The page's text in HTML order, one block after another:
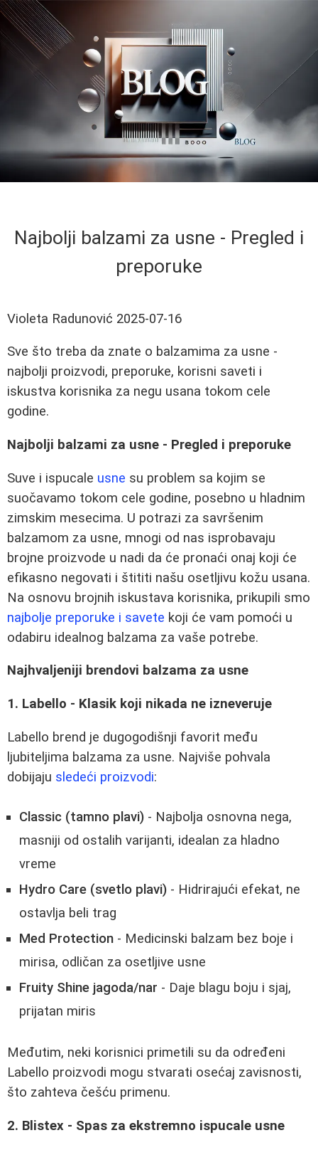
Najbolji balzami za usne - Pregled i
preporuke
Violeta Radunović 2025-07-16
Sve što treba da znate o balzamima za usne -
najbolji proizvodi, preporuke, korisni saveti i
iskustva korisnika za negu usana tokom cele
godine.
Najbolji balzami za usne - Pregled i preporuke
Suve i ispucale usne su problem sa kojim se
suočavamo tokom cele godine, posebno u hladnim
zimskim mesecima. U potrazi za savršenim
balzamom za usne, mnogi od nas isprobavaju
brojne proizvode u nadi da će pronaći onaj koji će
efikasno negovati i štititi našu osetljivu kožu usana.
Na osnovu brojnih iskustava korisnika, prikupili smo
najbolje preporuke i savete koji će vam pomoći u
odabiru idealnog balzama za vaše potrebe.
Najhvaljeniji brendovi balzama za usne
1. Labello - Klasik koji nikada ne izneveruje
Labello brend je dugogodišnji favorit među
ljubiteljima balzama za usne. Najviše pohvala
dobijaju sledeći proizvodi:
Classic (tamno plavi) - Najbolja osnovna nega,
masniji od ostalih varijanti, idealan za hladno
vreme
Hydro Care (svetlo plavi) - Hidrirajući efekat, ne
ostavlja beli trag
Med Protection - Medicinski balzam bez boje i
mirisa, odličan za osetljive usne
Fruity Shine jagoda/nar - Daje blagu boju i sjaj,
prijatan miris
Međutim, neki korisnici primetili su da određeni
Labello proizvodi mogu stvarati osećaj zavisnosti,
što zahteva češću primenu.
2. Blistex - Spas za ekstremno ispucale usne